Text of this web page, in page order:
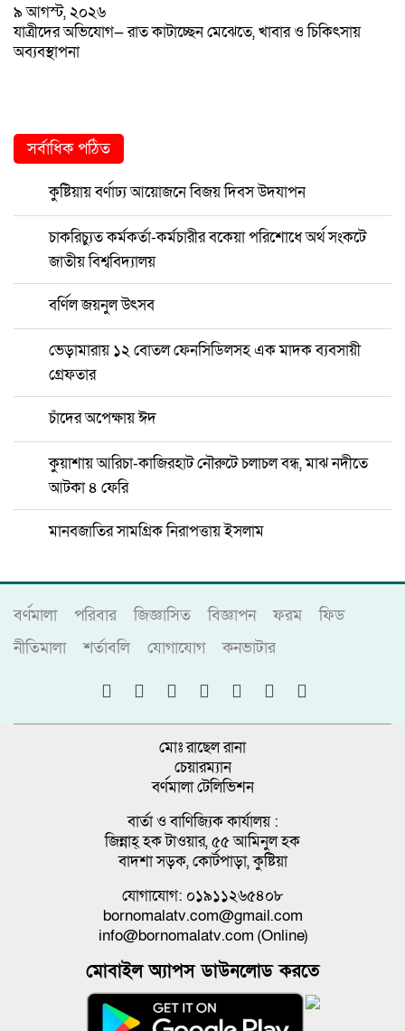
৯ আগস্ট, ২০২৬
যাত্রীদের অভিযোগ— রাত কাটাচ্ছেন মেঝেতে, খাবার ও চিকিৎসায়
অব্যবস্থাপনা
সর্বাধিক পঠিত
কুষ্টিয়ায় বর্ণাঢ্য আয়োজনে বিজয় দিবস উদযাপন
চাকরিচ্যুত কর্মকর্তা-কর্মচারীর বকেয়া পরিশোধে অর্থ সংকটে
জাতীয় বিশ্ববিদ্যালয়
বর্ণিল জয়নুল উৎসব
ভেড়ামারায় ১২ বোতল ফেনসিডিলসহ এক মাদক ব্যবসায়ী
গ্রেফতার
চাঁদের অপেক্ষায় ঈদ
কুয়াশায় আরিচা-কাজিরহাট নৌরুটে চলাচল বন্ধ, মাঝ নদীতে
আটকা ৪ ফেরি
মানবজাতির সামগ্রিক নিরাপত্তায় ইসলাম
বর্ণমালা পরিবার জিজ্ঞাসিত বিজ্ঞাপন ফরম
ফিড
নীতিমালা
শর্তাবলি যোগাযোগ কনভাটার
মোঃ রাছেল রানা
চেয়ারম্যান
বর্ণমালা টেলিভিশন
বার্তা ও বাণিজ্যিক কার্যালয় :
জিন্নাহ্ হক টাওয়ার, ৫৫ আমিনুল হক
বাদশা সড়ক, কোর্টপাড়া, কুষ্টিয়া
যোগাযোগ: ০১৯১১২৬৫৪০৮
bornomalatv.com@gmail.com
info@bornomalatv.com (Online)
মোবাইল অ্যাপস ডাউনলোড করতে